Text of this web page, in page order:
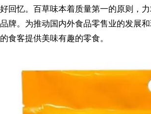
回忆。百草味本着质量第一的原则，
牌。为推动国内外食品零售业的发展
食客提供美味有趣的零食。